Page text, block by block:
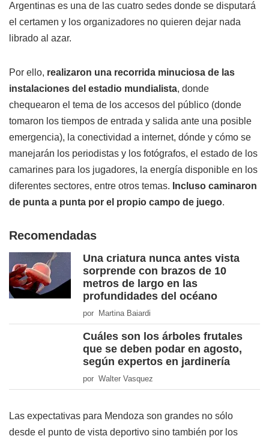
Argentinas es una de las cuatro sedes donde se disputará
el certamen y los organizadores no quieren dejar nada
librado al azar.
Por ello, realizaron una recorrida minuciosa de las
instalaciones del estadio mundialista, donde
chequearon el tema de los accesos del público (donde
tomaron los tiempos de entrada y salida ante una posible
emergencia), la conectividad a internet, dónde y cómo se
manejarán los periodistas y los fotógrafos, el estado de los
camarines para los jugadores, la energía disponible en los
diferentes sectores, entre otros temas. Incluso caminaron
de punta a punta por el propio campo de juego.
Recomendadas
Una criatura nunca antes vista
sorprende con brazos de 10
metros de largo en las
profundidades del océano
por Martina Baiardi
Cuáles son los árboles frutales
que se deben podar en agosto,
según expertos en jardinería
por Walter Vasquez
Las expectativas para Mendoza son grandes no sólo
desde el punto de vista deportivo sino también por los